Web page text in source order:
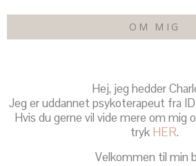
OM MIG
Hej, jeg hedder
Jeg er uddannet psykoterapeut fra
Hvis du gerne vil vide mere om mig
tryk HER.
Velkommen til min